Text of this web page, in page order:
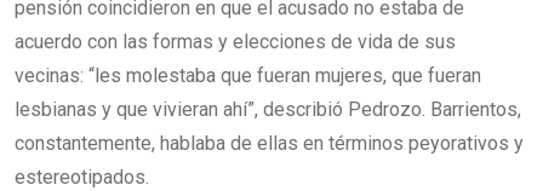
pensión coincidieron en que el acusado no estaba de
acuerdo con las formas y elecciones de vida de sus
vecinas: “les molestaba que fueran mujeres, que fueran
lesbianas y que vivieran ahí”, describió Pedrozo. Barrientos,
constantemente, hablaba de ellas en términos peyorativos y
estereotipados.